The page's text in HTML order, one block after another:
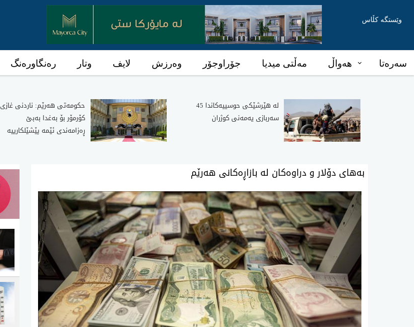
وێستگە کڵاس
سەرەتا هەواڵ مەڵتی میدیا جۆراوجۆر وەرزش لایف وتار رەنگاورەنگ
لە هێرشێکی حوسییەکاندا 45
سەربازی یەمەنی کوژران
حکومەتی هەرێم: ناردنی غازی
کۆرمۆر بۆ بەغدا بەبێ
ڕەزامەندی ئێمە پێشێلکارییە
به‌های دۆلار و دراوه‌كان له‌ بازاڕه‌كانی هه‌رێم